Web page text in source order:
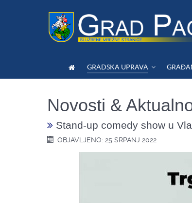
GRADSKA UPRAVA
Novosti &
Stand-up comedy show u
OBJAVLJENO: 25 SRPANJ 2022